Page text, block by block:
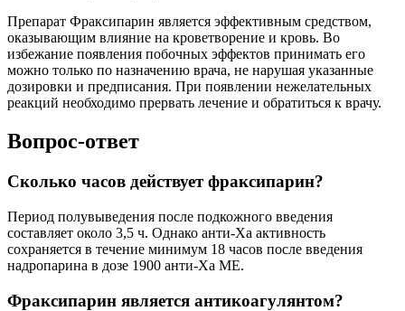
Препарат Фраксипарин является эффективным средством,
оказывающим влияние на кроветворение и кровь. Во
избежание появления побочных эффектов принимать его
можно только по назначению врача, не нарушая указанные
дозировки и предписания. При появлении нежелательных
реакций необходимо прервать лечение и обратиться к врачу.
Вопрос-ответ
Сколько часов действует фраксипарин?
Период полувыведения после подкожного введения
составляет около 3,5 ч. Однако анти-Ха активность
сохраняется в течение минимум 18 часов после введения
надропарина в дозе 1900 анти-Ха ME.
Фраксипарин является антикоагулянтом?